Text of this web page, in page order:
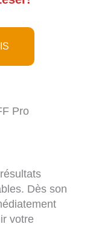
Pro
Dès son
votre